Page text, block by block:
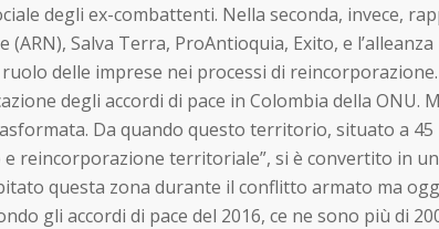
degli ex-combattenti. Nella seconda, invece,
(ARN), Salva Terra, ProAntioquia, Exito, e
delle imprese nei processi di
degli accordi di pace in Colombia della
Da quando questo territorio, situato a 45
reincorporazione territoriale”, si è convertito in un
questa zona durante il conflitto armato ma
gli accordi di pace del 2016, ce ne sono più di